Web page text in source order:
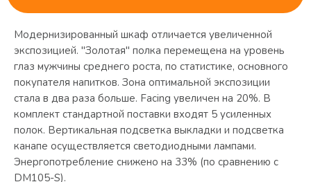
Модернизированный шкаф отличается увеличенной
экспозицией. "Золотая" полка перемещена на уровень
глаз мужчины среднего роста, по статистике, основного
покупателя напитков. Зона оптимальной экспозиции
стала в два раза больше. Facing увеличен на 20%. В
комплект стандартной поставки входят 5 усиленных
полок. Вертикальная подсветка выкладки и подсветка
канапе осуществляется светодиодными лампами.
Энергопотребление снижено на 33% (по сравнению с
DM105-S).